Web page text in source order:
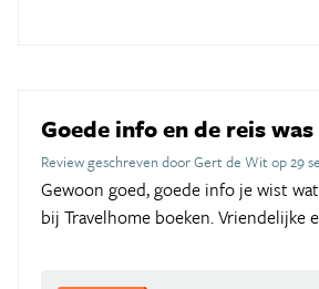
Goede info en de reis
Review geschreven door Gert de Wit op 29
Gewoon goed, goede info je wist
bij Travelhome boeken. Vriendelijke